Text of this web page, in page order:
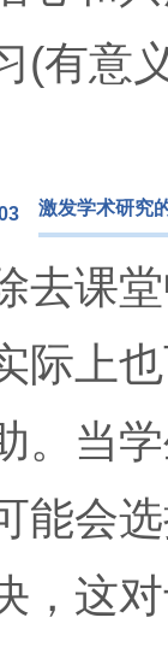
(有意
激发学术研究
去课
际上
。当
能会
，这